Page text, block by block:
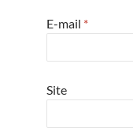
E-mail *
Site